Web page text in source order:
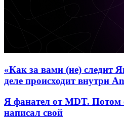
«Как за вами (не) следит
деле происходит внутри
Я фанател от MDT. Потом
написал свой